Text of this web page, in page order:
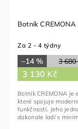
Botník CREMONA
Za 2 - 4 týdny
3 680
–14 %
3 130 Kč
Botník CREMONA je
které spojuje
funkčností. Jeho
dokonale ladí s